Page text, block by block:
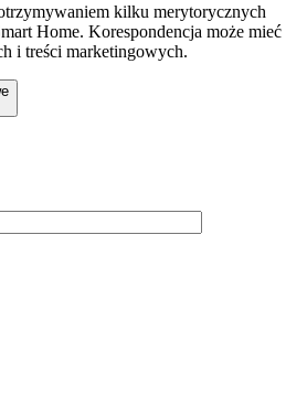
kilku merytorycznych
Home. Korespondencja może mieć
i treści marketingowych.